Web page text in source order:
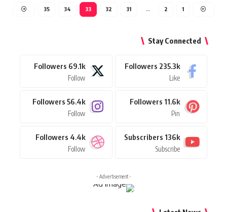
1
2
…
31
32
33
34
35
Stay Connected
235.3k
Followers
Like
69.1k
Followers
Follow
11.6k
Followers
Pin
56.4k
Followers
Follow
136k
Subscribers
Subscribe
4.4k
Followers
Follow
- Advertisement -